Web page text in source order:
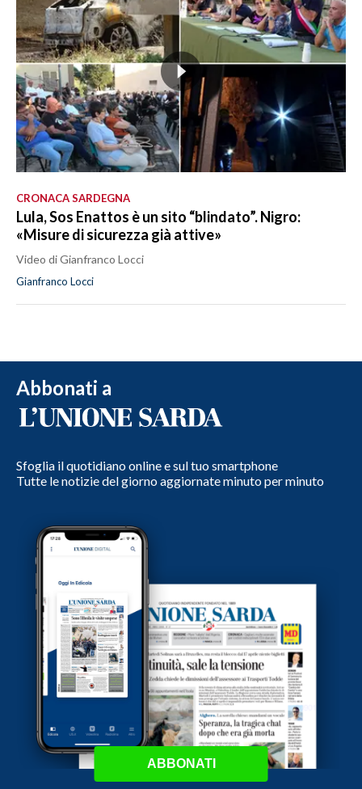
CRONACA SARDEGNA
Lula, Sos Enattos è un sito “blindato”. Nigro:
«Misure di sicurezza già attive»
Video di Gianfranco Locci
Gianfranco Locci
Abbonati a
Sfoglia il quotidiano online e sul tuo smartphone
Tutte le notizie del giorno aggiornate minuto per minuto
ABBONATI